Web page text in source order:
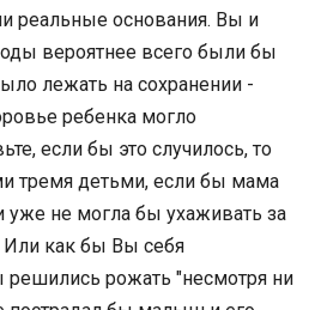
реальные основания. Вы и
вероятнее всего были бы
лежать на сохранении -
ребенка могло
если бы это случилось, то
тремя детьми, если бы мама
уже не могла бы ухаживать за
как бы Вы себя
решились рожать "несмотря ни